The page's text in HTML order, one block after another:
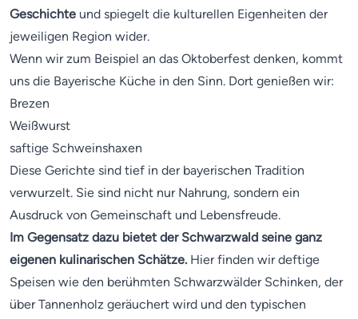
Geschichte und spiegelt die kulturellen Eigenheiten der
jeweiligen Region wider.
Wenn wir zum Beispiel an das Oktoberfest denken, kommt
uns die Bayerische Küche in den Sinn. Dort genießen wir:
Brezen
Weißwurst
saftige Schweinshaxen
Diese Gerichte sind tief in der bayerischen Tradition
verwurzelt. Sie sind nicht nur Nahrung, sondern ein
Ausdruck von Gemeinschaft und Lebensfreude.
Im Gegensatz dazu bietet der Schwarzwald seine ganz
eigenen kulinarischen Schätze. Hier finden wir deftige
Speisen wie den berühmten Schwarzwälder Schinken, der
über Tannenholz geräuchert wird und den typischen